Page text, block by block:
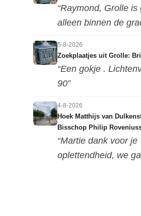
“Raymond, Grolle is
alleen binnen de
5-8-2026
Zoekplaatjes uit Grolle:
“Een gokje .
90”
4-8-2026
Hoek Matthijs van
Bisschop Philip
“Martie dank voor je
oplettendheid, we